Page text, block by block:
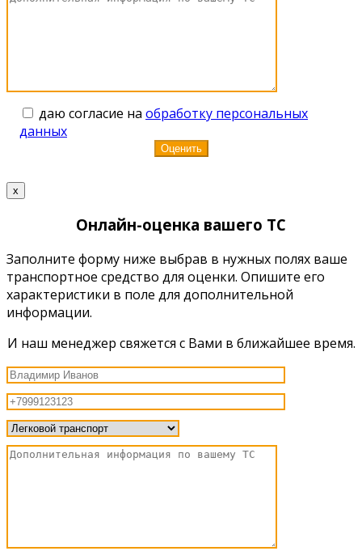
даю согласие на обработку персональных
данных
x
Онлайн-оценка вашего ТС
Заполните форму ниже выбрав в нужных полях ваше
транспортное средство для оценки. Опишите его
характеристики в поле для дополнительной
информации.
И наш менеджер свяжется с Вами в ближайшее время.